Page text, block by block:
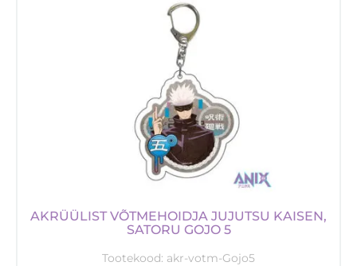
AKRÜÜLIST VÕTMEHOIDJA JUJUTSU KAISEN,
SATORU GOJO 5
Tootekood: akr-votm-Gojo5